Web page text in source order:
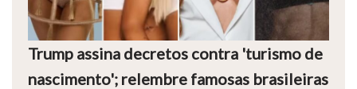
Trump assina decretos contra 'turismo de
nascimento'; relembre famosas brasileiras